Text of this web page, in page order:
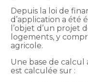
Depuis la loi de
d’application a été
l’objet d’un projet
logements, y
agricole.
Une base de calcul
est calculée sur :